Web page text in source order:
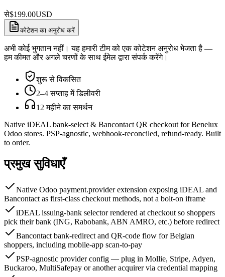
से$199.00USD
कोटेशन का अनुरोध करें
अभी कोई भुगतान नहीं। यह हमारी टीम को एक कोटेशन अनुरोध भेजता है —
हम कीमत और अगले चरणों के साथ ईमेल द्वारा संपर्क करेंगे।
शुरू से विकसित
2–4 सप्ताह में डिलीवरी
12 महीने का समर्थन
Native iDEAL bank-select & Bancontact QR checkout for Benelux
Odoo stores. PSP-agnostic, webhook-reconciled, refund-ready. Built
to order.
प्रमुख सुविधाएँ
Native Odoo payment.provider extension exposing iDEAL and
Bancontact as first-class checkout methods, not a bolt-on iframe
iDEAL issuing-bank selector rendered at checkout so shoppers
pick their bank (ING, Rabobank, ABN AMRO, etc.) before redirect
Bancontact bank-redirect and QR-code flow for Belgian
shoppers, including mobile-app scan-to-pay
PSP-agnostic provider config — plug in Mollie, Stripe, Adyen,
Buckaroo, MultiSafepay or another acquirer via credential mapping